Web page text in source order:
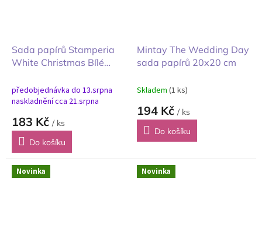
Sada papírů Stamperia
White Christmas Bílé
předobjednávka do 13.srpna
naskladnění cca 21.srpna
183 Kč / ks
Do košíku
Mintay The Wedding Day
sada papírů 20x20 cm
Skladem (1 ks)
194 Kč / ks
Do košíku
Novinka Novinka